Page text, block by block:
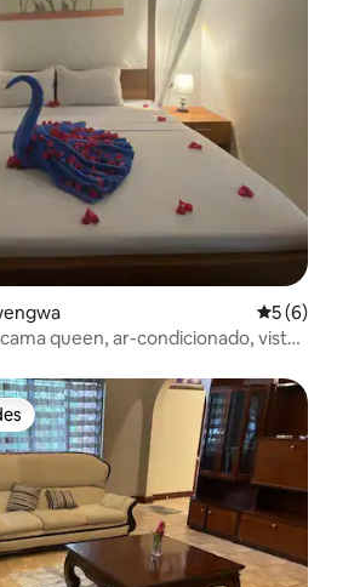
5 de
5 (6)
queen, ar-condicionado, vista